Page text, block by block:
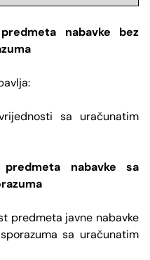
nabavke bez
sa uračunatim
nabavke sa
predmeta javne nabavke
sa uračunatim